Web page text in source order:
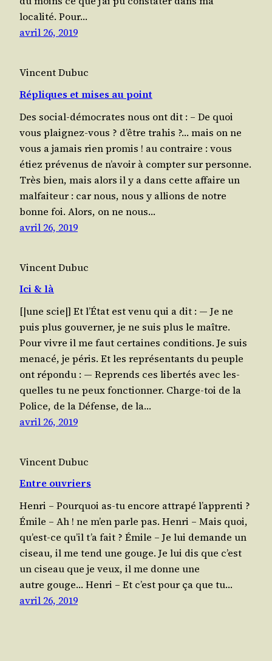
localité. Pour…
avril 26, 2019
Vincent Dubuc
Répliques et mises au point
Des social-démo­crates nous ont dit : – De quoi
vous plai­gnez-vous ? d’être tra­his ?… mais on ne
vous a jamais rien pro­mis ! au contraire : vous
étiez pré­ve­nus de n’avoir à comp­ter sur personne.
Très bien, mais alors il y a dans cette affaire un
mal­fai­teur : car nous, nous y allions de notre
bonne foi. Alors, on ne nous…
avril 26, 2019
Vincent Dubuc
Ici & là
[|une scie|] Et l’État est venu qui a dit : — Je ne
puis plus gou­ver­ner, je ne suis plus le maître.
Pour vivre il me faut cer­taines condi­tions. Je suis
mena­cé, je péris. Et les repré­sen­tants du peuple
ont répondu : — Reprends ces liber­tés avec les­
quelles tu ne peux fonc­tion­ner. Charge-toi de la
Police, de la Défense, de la…
avril 26, 2019
Vincent Dubuc
Entre ouvriers
Hen­ri – Pour­quoi as-tu encore attra­pé l’apprenti ?
Émile – Ah ! ne m’en parle pas. Hen­ri – Mais quoi,
qu’est-ce qu’il t’a fait ? Émile – Je lui demande un
ciseau, il me tend une gouge. Je lui dis que c’est
un ciseau que je veux, il me donne une
autre gouge… Hen­ri – Et c’est pour ça que tu…
avril 26, 2019